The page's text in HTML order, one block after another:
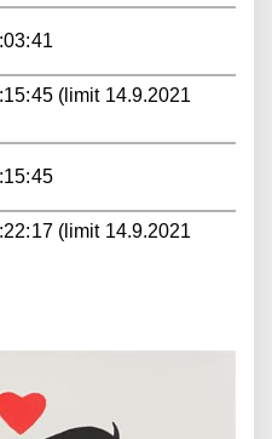
(limit 14.9.2021
(limit 14.9.2021